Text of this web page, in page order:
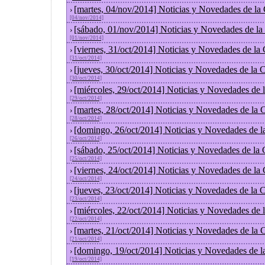
› [martes, 04/nov/2014] Noticias y Novedades de la
[04/nov/2014]
› [sábado, 01/nov/2014] Noticias y Novedades de
[01/nov/2014]
› [viernes, 31/oct/2014] Noticias y Novedades de la
[31/oct/2014]
› [jueves, 30/oct/2014] Noticias y Novedades de la
[30/oct/2014]
› [miércoles, 29/oct/2014] Noticias y Novedades de
[29/oct/2014]
› [martes, 28/oct/2014] Noticias y Novedades de la
[28/oct/2014]
› [domingo, 26/oct/2014] Noticias y Novedades de
[26/oct/2014]
› [sábado, 25/oct/2014] Noticias y Novedades de la
[25/oct/2014]
› [viernes, 24/oct/2014] Noticias y Novedades de la
[24/oct/2014]
› [jueves, 23/oct/2014] Noticias y Novedades de la
[23/oct/2014]
› [miércoles, 22/oct/2014] Noticias y Novedades de
[22/oct/2014]
› [martes, 21/oct/2014] Noticias y Novedades de la
[21/oct/2014]
› [domingo, 19/oct/2014] Noticias y Novedades de
[19/oct/2014]